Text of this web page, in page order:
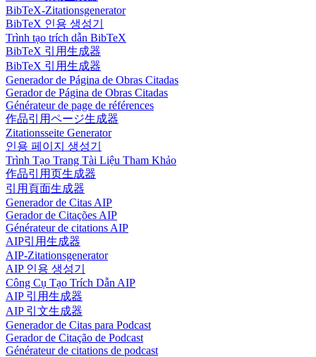
BibTeX-Zitationsgenerator
BibTeX 인용 생성기
Trình tạo trích dẫn BibTeX
BibTeX 引用生成器
BibTeX 引用生成器
Generador de Página de Obras Citadas
Gerador de Página de Obras Citadas
Générateur de page de références
作品引用ページ生成器
Zitationsseite Generator
인용 페이지 생성기
Trình Tạo Trang Tài Liệu Tham Khảo
作品引用页生成器
引用頁面生成器
Generador de Citas AIP
Gerador de Citações AIP
Générateur de citations AIP
AIP引用生成器
AIP-Zitationsgenerator
AIP 인용 생성기
Công Cụ Tạo Trích Dẫn AIP
AIP 引用生成器
AIP 引文生成器
Generador de Citas para Podcast
Gerador de Citação de Podcast
Générateur de citations de podcast